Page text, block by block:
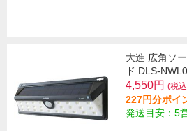
大進 広角ソ
ド DLS-
4,550円 (税
227円分ポイ
発送目安：5